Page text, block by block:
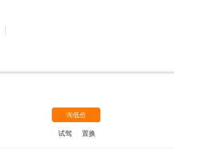
询低价
置换
试驾